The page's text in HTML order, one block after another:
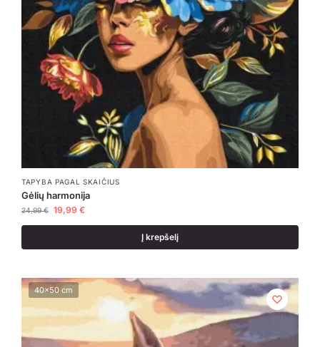
TAPYBA PAGAL SKAIČIUS
Gėlių harmonija
24,99€ 19,99 €
Į krepšelį
40x50 cm